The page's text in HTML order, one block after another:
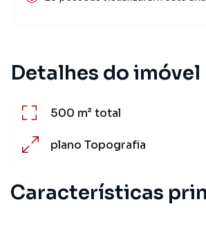
Detalhes do imóvel
500 m²total
plano Topografia
Características